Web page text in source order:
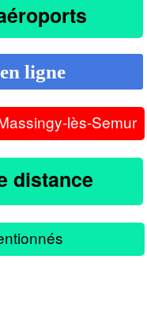
ligne
lès-Semur
distance